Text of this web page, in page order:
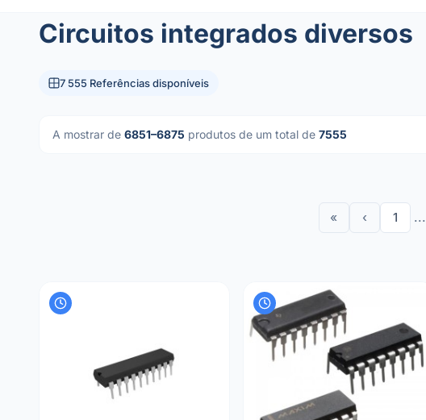
Circuitos integrados diversos
7 555 Referências disponíveis
A mostrar de 6851–6875 produtos de um total de 7555
« ‹ 1 ...